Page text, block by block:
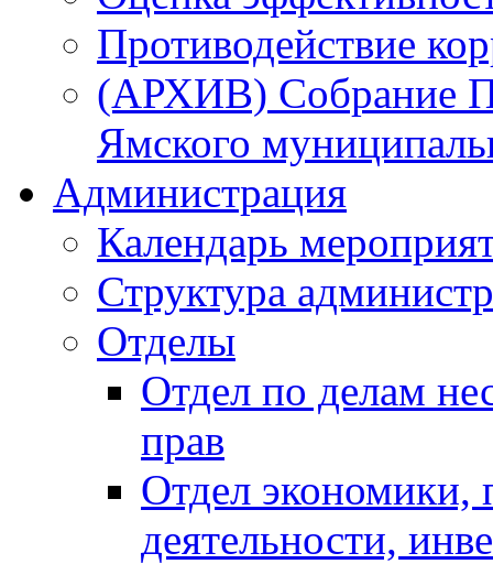
Противодействие
(АРХИВ) Собрание
Ямского
Администрация
Календарь
Структура
Отделы
Отдел по делам
прав
Отдел экономики,
деятельности,